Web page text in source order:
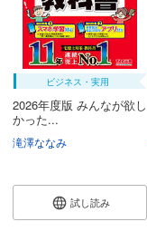
ビジネス・実用
2026年度版 みんなが欲し
かった...
滝澤ななみ
試し読み